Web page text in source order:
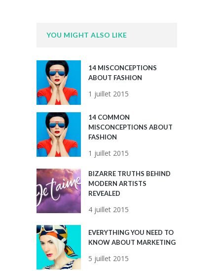
YOU MIGHT ALSO LIKE
14 MISCONCEPTIONS
ABOUT FASHION
1 juillet 2015
14 COMMON
MISCONCEPTIONS ABOUT
FASHION
1 juillet 2015
BIZARRE TRUTHS BEHIND
MODERN ARTISTS
REVEALED
4 juillet 2015
EVERYTHING YOU NEED TO
KNOW ABOUT MARKETING
5 juillet 2015